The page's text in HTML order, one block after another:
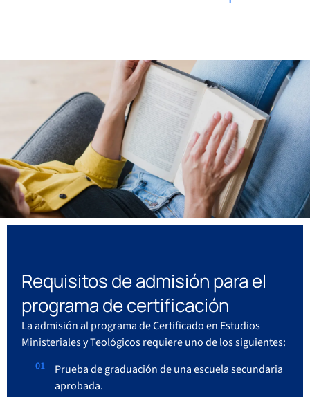
Requisitos de admisión para el
programa de certificación
La admisión al programa de Certificado en Estudios
Ministeriales y Teológicos requiere uno de los siguientes:
Prueba de graduación de una escuela secundaria
aprobada.